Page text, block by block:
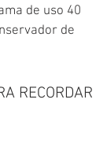
de uso 40
de
RECORDAR